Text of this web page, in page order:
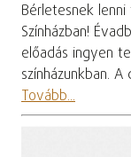
Bérletesnek
Színházban!
előadás ingyen
színházunkban.
Tovább...